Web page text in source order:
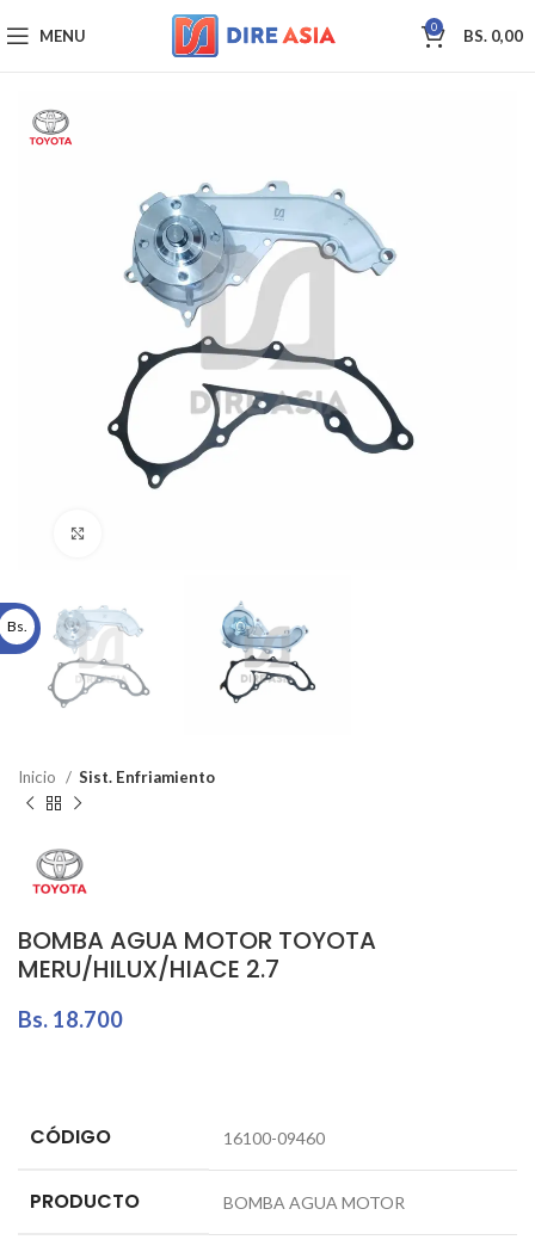
MENU 0 BS. 0,00
Inicio Sist. Enfriamiento
BOMBA AGUA MOTOR TOYOTA
MERU/HILUX/HIACE 2.7
Bs. 18.700
CÓDIGO 16100-09460
PRODUCTO BOMBA AGUA MOTOR
Bs.